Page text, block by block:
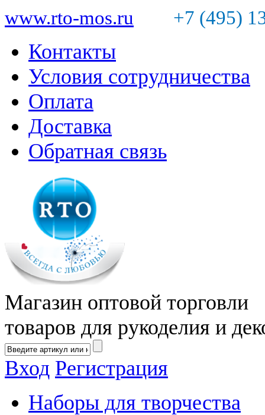
www.rto-mos.ru +7 (495)
Контакты
Условия сотрудничества
Оплата
Доставка
Обратная связь
Магазин оптовой торговли
товаров для рукоделия и
Вход Регистрация
Наборы для творчества